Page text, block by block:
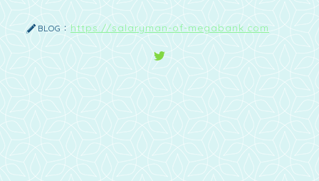
BLOG： https://salaryman-of-megabank.com